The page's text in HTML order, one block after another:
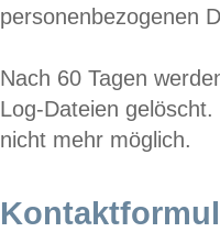
personenbezogenen
Nach 60 Tagen
Log-Dateien
nicht mehr möglich.